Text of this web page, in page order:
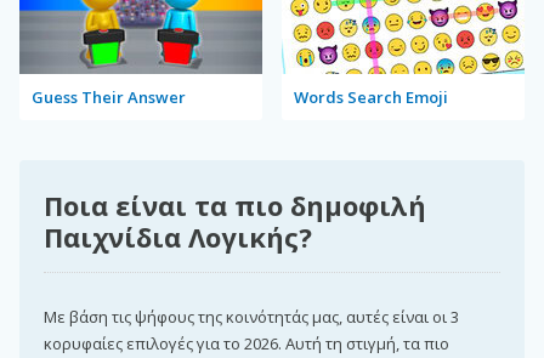
Guess Their Answer Words Search Emoji
Ποια είναι τα πιο δημοφιλή
Παιχνίδια Λογικής?
Με βάση τις ψήφους της κοινότητάς μας, αυτές είναι οι 3
κορυφαίες επιλογές για το 2026. Αυτή τη στιγμή, τα πιο